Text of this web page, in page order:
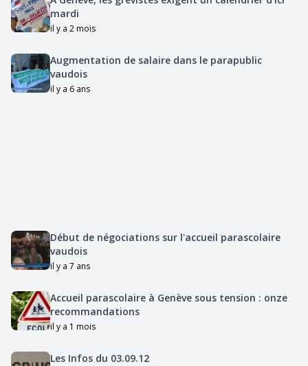
mardi
il y a 2 mois
Augmentation de salaire dans le parapublic
vaudois
il y a 6 ans
Début de négociations sur l'accueil parascolaire
vaudois
il y a 7 ans
Accueil parascolaire à Genève sous tension : onze
recommandations
il y a 1 mois
Les Infos du 03.09.12